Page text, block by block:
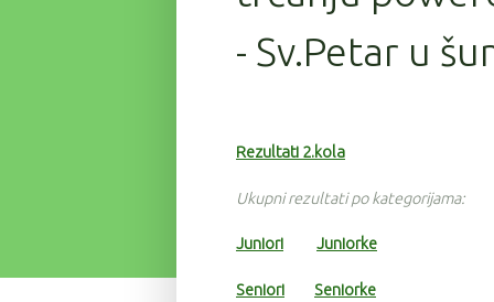
- Sv.Petar u
Rezultati 2.kola
Ukupni rezultati po kategorijama:
Juniori Juniorke
Seniori Seniorke